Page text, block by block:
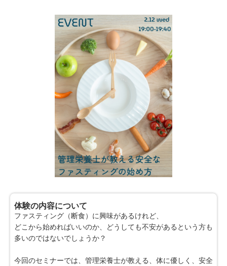
体験の内容について
ファスティング（断食）に興味があるけれど、
どこから始めればいいのか、どうしても不安があるという方も
多いのではないでしょうか？
今回のセミナーでは、管理栄養士が教える、体に優しく、安全